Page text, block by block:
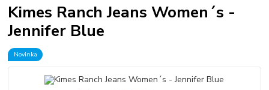
Kimes Ranch Jeans Women´s -
Jennifer Blue
Novinka